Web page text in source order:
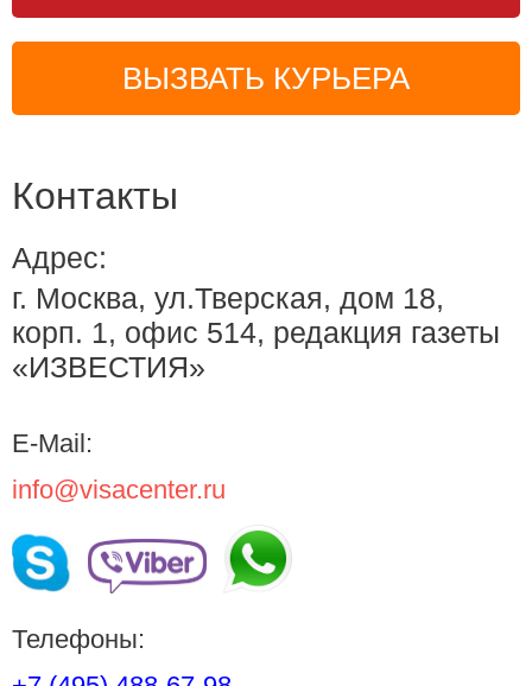
ВЫЗВАТЬ КУРЬЕРА
Контакты
Адрес:
г. Москва, ул.Тверская, дом 18,
корп. 1, офис 514, редакция газеты
«ИЗВЕСТИЯ»
E-Mail:
info@visacenter.ru
Телефоны: